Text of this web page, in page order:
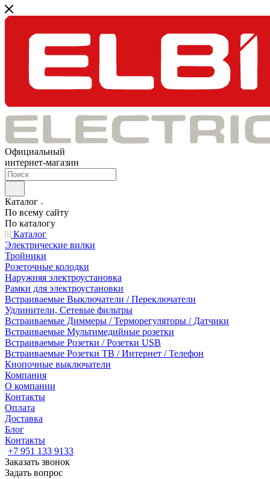
Официальный
интернет-магазин
Каталог
По всему сайту
По каталогу
Каталог
Электрические вилки
Тройники
Розеточные колодки
Наружняя электроустановка
Рамки для электроустановки
Встраиваемые Выключатели / Переключатели
Удлинители, Сетевые фильтры
Встраиваемые Диммеры / Терморегуляторы / Датчики
Встраиваемые Мультимедийные розетки
Встраиваемые Розетки / Розетки USB
Встраиваемые Розетки ТВ / Интернет / Телефон
Кнопочные выключатели
Компания
О компании
Контакты
Оплата
Доставка
Блог
Контакты
+7 951 133 9133
Заказать звонок
Задать вопрос